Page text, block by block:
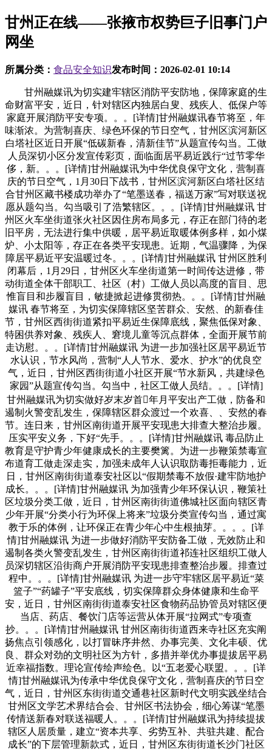
甘州正在线——张掖市权势巨子旧事门户
网坐
所属分类： 食品安全知识发布时间： 2026-02-01 10:14
甘州融媒讯为切实建牢辖区消防平安防地，保障家庭的生
命财富平安，近日，针对辖区内独居白叟、残疾人、低保户等
家庭开展消防平安专项。。。[详情]甘州融媒讯春节将至，年
味渐浓。为营制喜庆、绿色环保的节日空气，甘州区滨河新区
白塔社区近日开展“低碳新春，清新佳节”从题宣传勾当。工做
人员深切小区分发宣传彩页，面临面居平易近践行“过节零华
侈，新。。。[详情]甘州融媒讯为中华优良保守文化，营制喜
庆的节日空气，1月30日下战书，甘州区滨河新区白塔社区结
合甘州区藏书楼成功举办了“笔墨送春，福送万家”写对联送祝
愿从题勾当。勾当吸引了浩繁辖区。。。[详情]甘州融媒讯 甘
州区火车坐街道张火社区因住房布局多元，存正在部门待的老
旧平房，无法进行集中供暖，居平易近取暖体例多样，如小煤
炉、小太阳等，存正在各类平安现患。近期，气温骤降，为保
障居平易近平安温暖过冬。。。[详情]甘州融媒讯 甘州区胜利
闭幕后，1月29日，甘州区火车坐街道第一时间传达进修，带
动街道全体干部职工、社区（村）工做人员以高度的盲目、思
惟盲目和步履盲目，敏捷掀起进修贯彻热。。。[详情]甘州融
媒讯 春节将至，为切实保障辖区坚苦群众、安然、的新春佳
节，甘州区西街街道紧扣平易近生保障底线，聚焦低保对象、
特困供养对象、残疾人、窘境儿童等沉点群体，全面开展节前
走访慰。。。[详情]甘州融媒讯 为进一步加强社区居平易近节
水认识，节水风尚，营制“人人节水、爱水、护水”的优良空
气，近日，甘州区西街街道小社区开展“节水新风，共建绿色
家园”从题宣传勾当。勾当中，社区工做人员结。。。[详情]
甘州融媒讯为切实做好岁末岁首年月平安出产工做，防备和
遏制火警变乱发生，保障辖区群众渡过一个欢喜、、安然的春
节。连日来，甘州区南街道开展平安现患大排查大整治步履。
压实平安义务，下好“先手。。。[详情]甘州融媒讯 毒品防止
教育是守护青少年健康成长的主要樊篱。为进一步鞭策禁毒宣
布道育工做走深走实，加强未成年人认识取防毒拒毒能力，近
日，甘州区南街街道泰安社区以“假期禁毒不放假·建牢防地护
成长。。。[详情]甘州融媒讯 为加强青少年环保认识，鞭策社
区垃圾分类工做，近日，甘州区南街街道佛城社区面向辖区青
少年开展“分类小行为环保上将来”垃圾分类宣传勾当，通过寓
教于乐的体例，让环保正在青少年心中生根抽芽。。。。[详
情]甘州融媒讯 为进一步做好消防平安防备工做，无效防止和
遏制各类火警变乱发生，甘州区南街街道祁连社区组织工做人
员深切辖区沿街商户开展消防平安现患排查整治步履。排查过
程中。。。[详情]甘州融媒讯 为进一步守牢辖区居平易近“菜
篮子”“药罐子”平安底线，切实保障群众身体健康和生命平
安，近日，甘州区南街街道泰安社区食物药品协管员对辖区便
当店、药店、餐饮门店等运营从体开展“拉网式”专项查
抄。。。[详情]甘州融媒讯 甘州区南街街道西来寺社区充实阐
扬焦点引领感化，以打冒昧序井然、办事完美、文化丰硕、优
良、群众对劲的文明社区为方针，多措并举优办事提拔居平易
近幸福指数。理论宣传绘声绘色。以“五老爱心联盟。。。[详
情]甘州融媒讯为传承中华优良保守文化，营制喜庆的节日空
气，近日，甘州区东街街道交通巷社区新时代文明实践坐结合
甘州区文学艺术界结合会、甘州区书法协会，细心筹谋“笔墨
传情送新春对联送福暖人。。。[详情]甘州融媒讯为持续提拔
辖区人居质量，建立“资本共享、劣势互补、共驻共建、配合
成长”的下层管理新款式，近日，甘州区东街街道长沙门社区